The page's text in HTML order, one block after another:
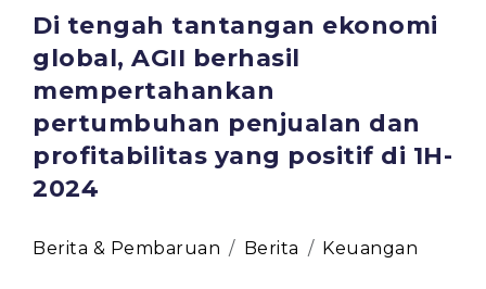
Di tengah tantangan ekonomi
global, AGII berhasil
mempertahankan
pertumbuhan penjualan dan
profitabilitas yang positif di 1H-
2024
Berita & Pembaruan Berita Keuangan